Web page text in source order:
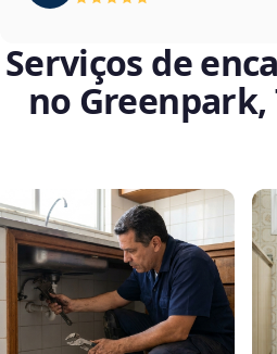
Serviços de
no Greenpark,